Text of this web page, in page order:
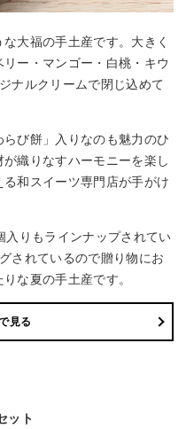
大福の手土産です。大きく
ー・マンゴー・白桃・キウ
ナルクリームで閉じ込めて
び餅」入りなのも魅力のひ
織りなすハーモニーを楽し
和スイーツ専門店が手がけ
入りもラインナップされてい
されているので贈り物にお
な夏の手土産です。
見る
ット